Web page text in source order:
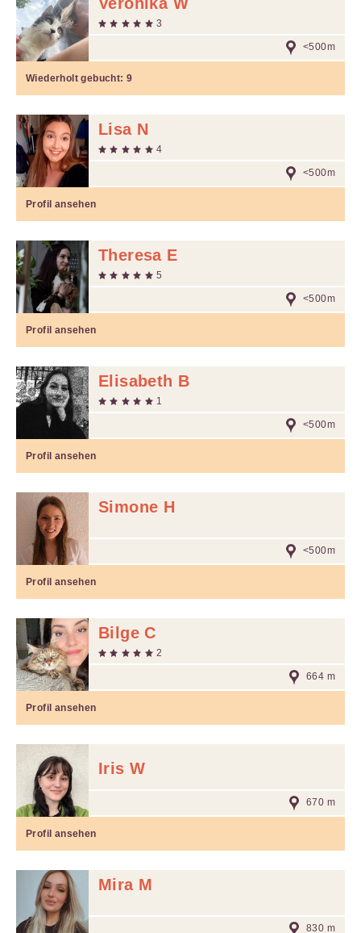
3
<500m
Wiederholt gebucht:9
Lisa N
4
<500m
Profil ansehen
Theresa E
5
<500m
Profil ansehen
Elisabeth B
1
<500m
Profil ansehen
Simone H
<500m
Profil ansehen
Bilge C
2
664 m
Profil ansehen
Iris W
670 m
Profil ansehen
Mira M
830 m